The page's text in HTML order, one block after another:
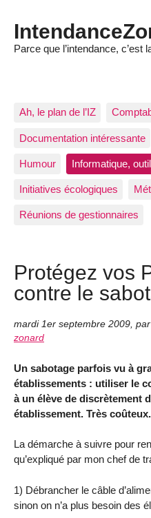
Parce que l’intendance, c’est
Ah, le plan de l’IZ
Documentation intéressante
Humour Informatique,
Initiatives écologiques
Réunions de gestionnaires
Protégez vos
contre le
mardi 1er septembre 2009 par
zonard
Un sabotage parfois vu à
établissements : utiliser le
à un élève de discrètement
établissement. Très coûteux.
La démarche à suivre pour
qu’expliqué par mon chef de
1) Débrancher le câble
sinon on n’a plus besoin des